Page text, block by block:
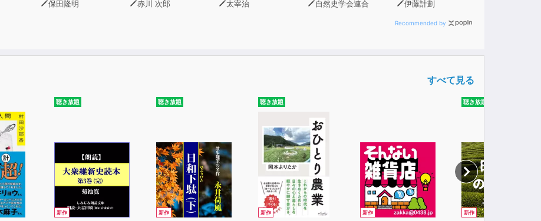
保田隆明 赤川 次郎 太宰治 自然史学会連合 伊藤計劃
Recommended by
すべて見る
聴き放題
新作
聴き放題
新作
聴き放題
新作 新作
聴き放題
新作